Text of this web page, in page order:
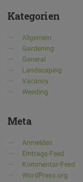
Kategorien
Allgemein
Gardening
General
Landscaping
Vacancy
Weeding
Meta
Anmelden
Eintrags-Feed
Kommentar-Feed
WordPress.org